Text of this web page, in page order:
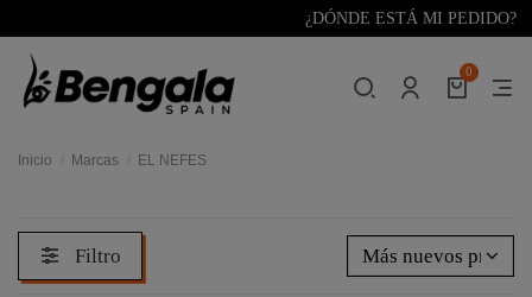
¿DÓNDE ESTÁ MI PEDIDO?
0
Inicio Marcas EL NEFES
Filtro Más nuevos